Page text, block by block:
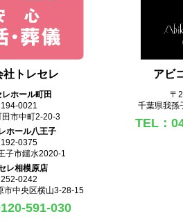
社トレセレ
レホール町田
0021
田市中町2-20-3
ホール八王子
0375
子市鑓水2020-1
レ相模原店
0242
市中央区横山3-28-15
591-030
アビ
〒
千葉県我孫
TEL：